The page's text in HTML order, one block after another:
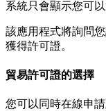
系統只會顯示您可
該應用程式將詢問
獲得許可證。
貿易許可證的選擇
您可以同時在線申